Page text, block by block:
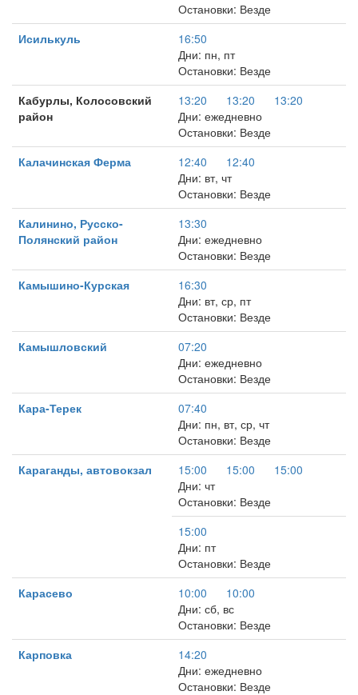
Остановки: Везде
Исилькуль
16:50
Дни: пн, пт
Остановки: Везде
Кабурлы, Колосовский
район
13:20 13:20
13:20
Дни: ежедневно
Остановки: Везде
Калачинская Ферма
12:40
12:40
Дни: вт, чт
Остановки: Везде
Калинино, Русско-
Полянский район
13:30
Дни: ежедневно
Остановки: Везде
Камышино-Курская
16:30
Дни: вт, ср, пт
Остановки: Везде
Камышловский
07:20
Дни: ежедневно
Остановки: Везде
Кара-Терек
07:40
Дни: пн, вт, ср, чт
Остановки: Везде
Караганды, автовокзал
15:00 15:00
15:00
Дни: чт
Остановки: Везде
15:00
Дни: пт
Остановки: Везде
Карасево
10:00
10:00
Дни: сб, вс
Остановки: Везде
Карповка
14:20
Дни: ежедневно
Остановки: Везде